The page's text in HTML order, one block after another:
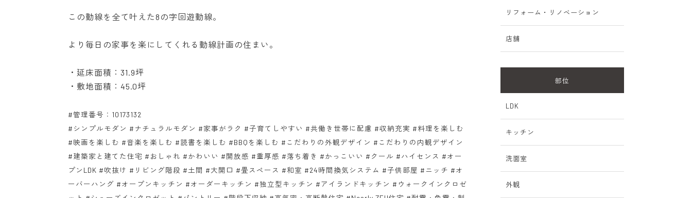
この動線を全て叶えた8の字回遊動線。
より毎日の家事を楽にしてくれる動線計画の住まい。
・延床面積：31.9坪
・敷地面積：45.0坪
#管理番号：10173132
#シンプルモダン #ナチュラルモダン #家事がラク #子育てしやすい #共働き世帯に配慮 #収納充実 #料理を楽しむ
#映画を楽しむ #音楽を楽しむ #読書を楽しむ #BBQを楽しむ #こだわりの外観デザイン #こだわりの内観デザイン
#建築家と建てた住宅 #おしゃれ #かわいい #開放感 #重厚感 #落ち着き #かっこいい #クール #ハイセンス #オー
プンLDK #吹抜け #リビング階段 #土間 #大開口 #畳スペース #和室 #24時間換気システム #子供部屋 #ニッチ #オ
ーバーハング #オープンキッチン #オーダーキッチン #独立型キッチン #アイランドキッチン #ウォークインクロゼ
リフォーム・リノベーション
店舗
部位
LDK
キッチン
洗面室
外観